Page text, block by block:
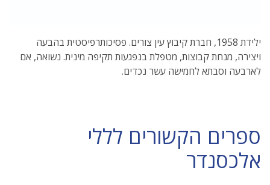
ילידת 1958, חברת קיבוץ עין צורים. פסיכותרפיסטית בהבעה
ויצירה, מנחת קבוצות, מטפלת בנפגעות תקיפה מינית. נשואה, אם
לארבעה וסבתא לחמישה עשר נכדים.
ספרים הקשורים לללי
אלכסנדר